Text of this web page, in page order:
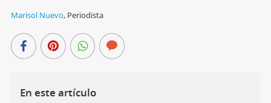
Marisol Nuevo, Periodista
En este artículo